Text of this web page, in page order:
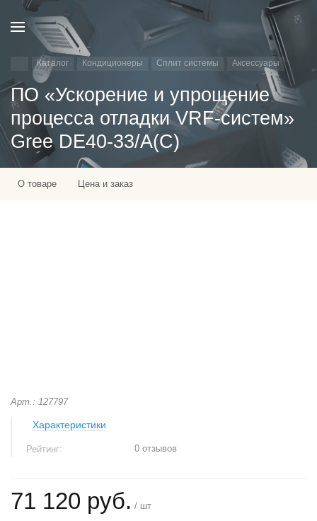
Каталог Кондиционеры Сплит системы Аксессуары
ПО «Ускорение и упрощение
процесса отладки VRF-систем»
Gree DE40-33/A(C)
О товаре Цена и заказ
Арт.: 127797
Характеристики
Рейтинг: 0 отзывов
71 120 руб. / шт